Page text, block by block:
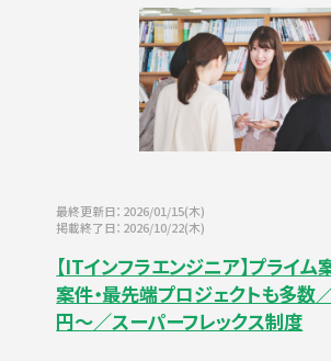
最終更新日：2026/01/15(木)
掲載終了日：2026/10/22(木)
【ITインフラエンジニア】プライム
案件・最先端プロジェクトも多数
円～／スーパーフレックス制度